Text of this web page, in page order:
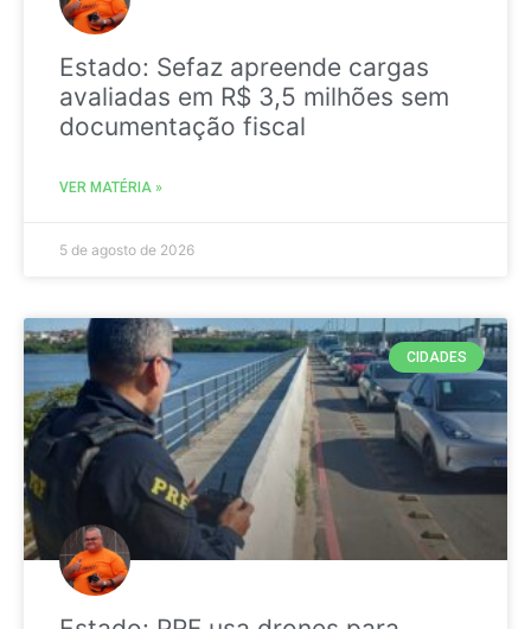
Estado: Sefaz apreende cargas
avaliadas em R$ 3,5 milhões sem
documentação fiscal
VER MATÉRIA »
5 de agosto de 2026
CIDADES